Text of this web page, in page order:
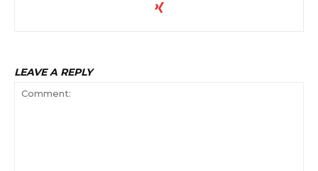
LEAVE A REPLY